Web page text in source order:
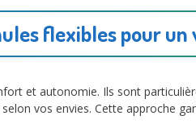
flexibles pour
et autonomie. Ils sont
vos envies. Cette approche